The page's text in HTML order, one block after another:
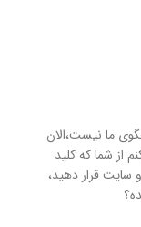
ما نیست،الان
از شما که کلید
آموزشی سال ۹۲ رو رو سایت قرار دهید،